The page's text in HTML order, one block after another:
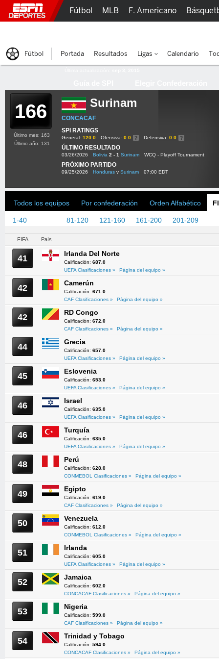
166 Surinam
CONCACAF
SPI RATINGS
General: 120.0 Ofensiva: 0.0 Defensiva: 0.0
ÚLTIMO RESULTADO
03/26/2026 Bolivia 2 - 1 Surinam WCQ - Playoff Tournament
PRÓXIMO PARTIDO
09/25/2026 Honduras v Surinam 07:00 EDT
Último mes: 163
Último año: 131
Todos los equipos Por confederación Orden Alfabético
1-40 81-120 121-160 161-200 201-209
FIFA País
41 Irlanda Del Norte
Calificación: 687.0
UEFA Clasificaciones »
Página del equipo »
42 Camerún
Calificación: 671.0
CAF Clasificaciones »
Página del equipo »
42 RD Congo
Calificación: 672.0
CAF Clasificaciones »
Página del equipo »
44 Grecia
Calificación: 657.0
UEFA Clasificaciones »
Página del equipo »
45 Eslovenia
Calificación: 653.0
UEFA Clasificaciones »
Página del equipo »
46 Israel
Calificación: 635.0
UEFA Clasificaciones »
Página del equipo »
46 Turquía
Calificación: 635.0
UEFA Clasificaciones »
Página del equipo »
48 Perú
Calificación: 628.0
CONMEBOL Clasificaciones »
Página del equipo »
49 Egipto
Calificación: 619.0
CAF Clasificaciones »
Página del equipo »
50 Venezuela
Calificación: 612.0
CONMEBOL Clasificaciones »
Página del equipo »
51 Irlanda
Calificación: 605.0
UEFA Clasificaciones »
Página del equipo »
52 Jamaica
Calificación: 602.0
CONCACAF Clasificaciones »
Página del equipo »
53 Nigeria
Calificación: 599.0
CAF Clasificaciones »
Página del equipo »
54 Trinidad y Tobago
Calificación: 594.0
CONCACAF Clasificaciones »
Página del equipo »
Fútbol MLB F. Americano
Fútbol Portada Resultados Ligas Calendario